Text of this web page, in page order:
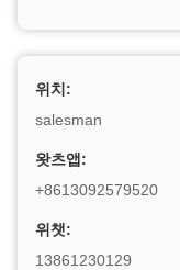
위치:
salesman
왓츠앱:
+8613092579520
위챗:
13861230129